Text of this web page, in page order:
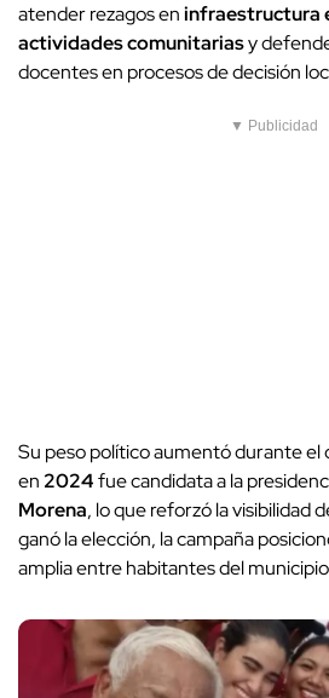
atender rezagos eninfraestructura
actividades comunitariasy
docentes en procesos de decisión
▼ Publicidad
Su peso político aumentó durante el
en 2024fue candidata a la
Morena, lo que reforzó la visibilidad
ganó la elección, la campaña
amplia entre habitantes del